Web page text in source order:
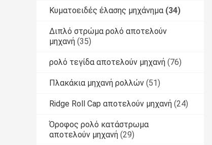
Κυματοειδές έλασης μηχάνημα (34)
Διπλό στρώμα ρολό αποτελούν
μηχανή (35)
ρολό τεγίδα αποτελούν μηχανή (76)
Πλακάκια μηχανή ρολλών (51)
Ridge Roll Cap αποτελούν μηχανή (24)
Όροφος ρολό κατάστρωμα
αποτελούν μηχανή (29)